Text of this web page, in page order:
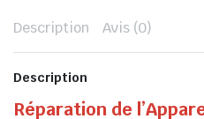
Description Avis (0)
Description
Réparation de